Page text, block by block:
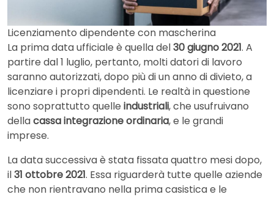
Licenziamento dipendente con mascherina
La prima data ufficiale è quella del30 giugno 2021. A
partire dal 1 luglio, pertanto, molti datori di lavoro
saranno autorizzati, dopo più di un anno di divieto, a
licenziare i propri dipendenti. Le realtà in questione
sono soprattutto quelle industriali, che usufruivano
dellacassa integrazione ordinaria, e le grandi
imprese.
La data successiva è stata fissata quattro mesi dopo,
il31 ottobre 2021. Essa riguarderà tutte quelle aziende
che non rientravano nella prima casistica e le